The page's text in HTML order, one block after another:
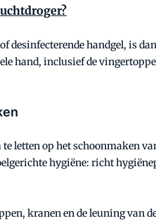
desinfecterende handgel, is
hand, inclusief de
letten op het schoonmaken
hygiëne: richt
kranen en de leuning van